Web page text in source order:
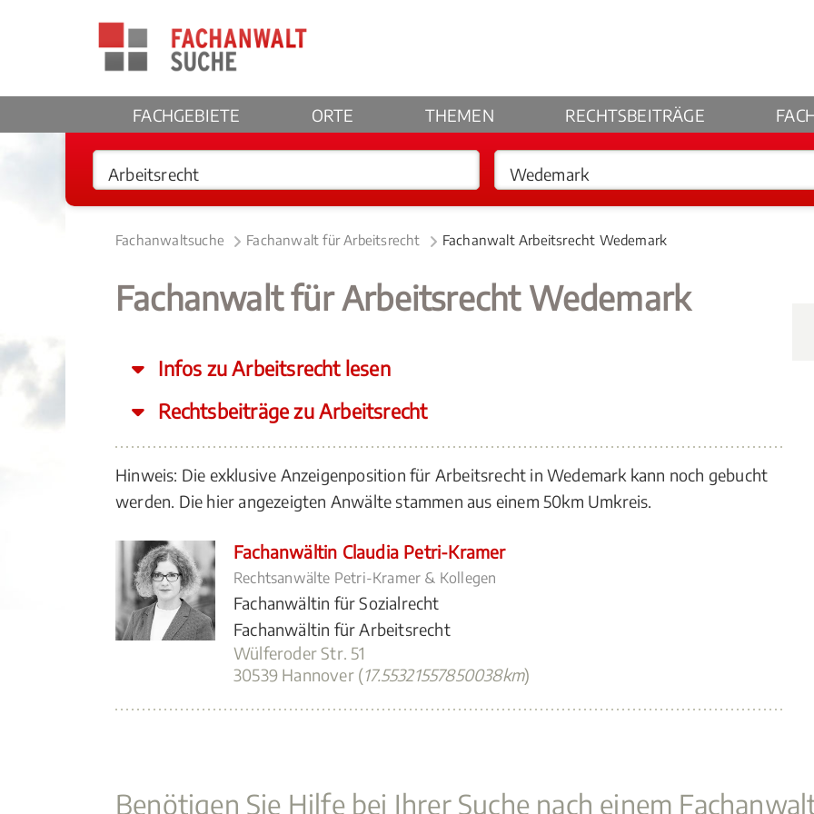
FACHGEBIETE ORTE THEMEN RECHTSBEITRÄGE
Fachanwaltsuche Fachanwalt für Arbeitsrecht Fachanwalt Arbeitsrecht Wedemark
Fachanwalt für Arbeitsrecht Wedemark
Infos zu Arbeitsrecht lesen
Rechtsbeiträge zu Arbeitsrecht
Hinweis: Die exklusive Anzeigenposition für Arbeitsrecht in Wedemark kann noch gebucht
werden. Die hier angezeigten Anwälte stammen aus einem 50km Umkreis.
Fachanwältin Claudia Petri-Kramer
Rechtsanwälte Petri-Kramer & Kollegen
Fachanwältin für Sozialrecht
Fachanwältin für Arbeitsrecht
Wülferoder Str. 51
30539 Hannover (17.55321557850038km)
Benötigen Sie Hilfe bei Ihrer Suche nach einem